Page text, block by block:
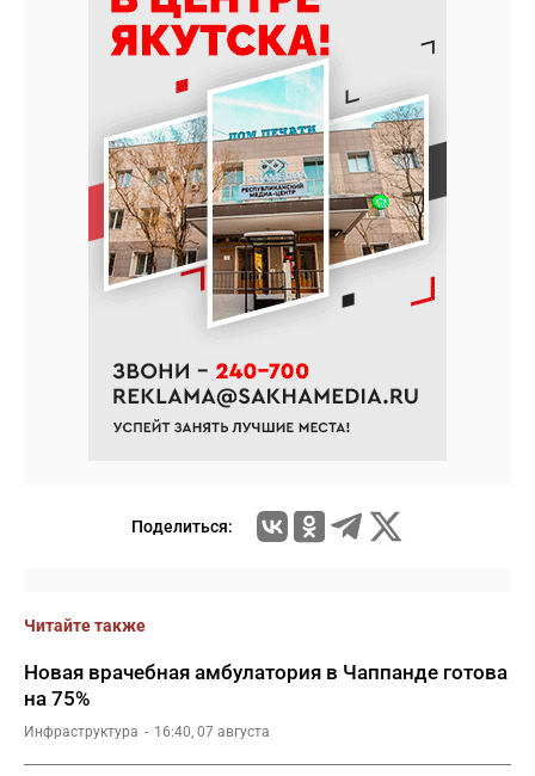
Поделиться:
Читайте также
Новая врачебная амбулатория в Чаппанде готова
на 75%
Инфраструктура 16:40, 07 августа